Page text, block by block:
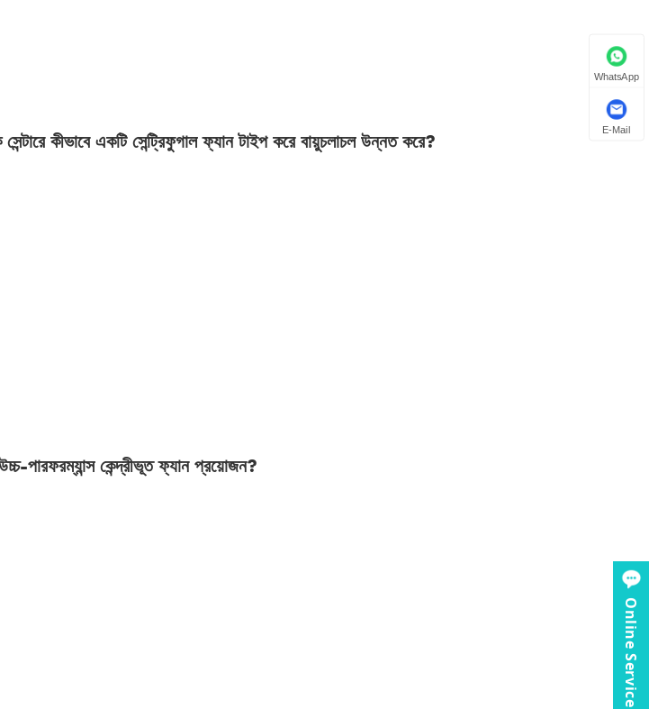
কীভাবে একটি সেন্ট্রিফুগাল ফ্যান টাইপ করে বায়ুচলাচল উন্নত করে?
পারফরম্যান্স কেন্দ্রীভূত ফ্যান প্রয়োজন?
WhatsApp
E-Mail
Online Service